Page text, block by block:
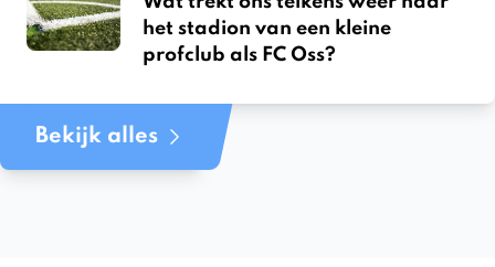
het stadion van een kleine
profclub als FC Oss?
Bekijk alles